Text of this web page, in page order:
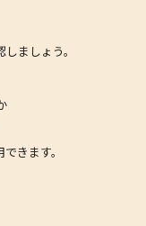
ましょう。
きます。